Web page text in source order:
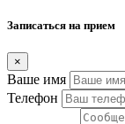
Записаться на прием
×
Ваше имя
Телефон